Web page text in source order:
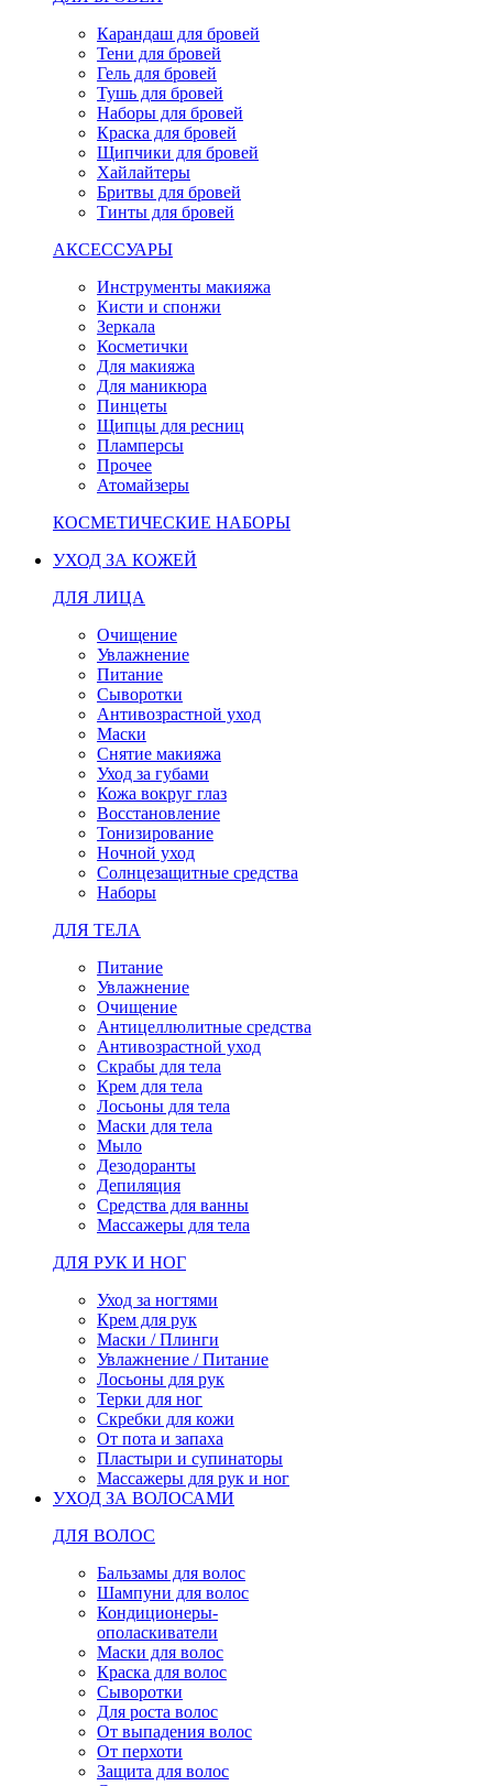
Карандаш для бровей
Тени для бровей
Гель для бровей
Тушь для бровей
Наборы для бровей
Краска для бровей
Щипчики для бровей
Хайлайтеры
Бритвы для бровей
Тинты для бровей
АКСЕССУАРЫ
Инструменты макияжа
Кисти и спонжи
Зеркала
Косметички
Для макияжа
Для маникюра
Пинцеты
Щипцы для ресниц
Пламперсы
Прочее
Атомайзеры
КОСМЕТИЧЕСКИЕ НАБОРЫ
УХОД ЗА КОЖЕЙ
ДЛЯ ЛИЦА
Очищение
Увлажнение
Питание
Сыворотки
Антивозрастной уход
Маски
Снятие макияжа
Уход за губами
Кожа вокруг глаз
Восстановление
Тонизирование
Ночной уход
Солнцезащитные средства
Наборы
ДЛЯ ТЕЛА
Питание
Увлажнение
Очищение
Антицеллюлитные средства
Антивозрастной уход
Скрабы для тела
Крем для тела
Лосьоны для тела
Маски для тела
Мыло
Дезодоранты
Депиляция
Средства для ванны
Массажеры для тела
ДЛЯ РУК И НОГ
Уход за ногтями
Крем для рук
Маски / Плинги
Увлажнение / Питание
Лосьоны для рук
Терки для ног
Скребки для кожи
От пота и запаха
Пластыри и супинаторы
Массажеры для рук и ног
УХОД ЗА ВОЛОСАМИ
ДЛЯ ВОЛОС
Бальзамы для волос
Шампуни для волос
Кондиционеры-
ополаскиватели
Маски для волос
Краска для волос
Сыворотки
Для роста волос
От выпадения волос
От перхоти
Защита для волос